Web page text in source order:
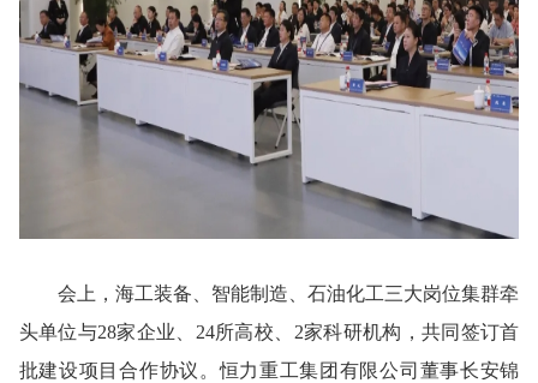
会上，海工装备、智能制造、石油化工三大岗位集群牵
头单位与28家企业、24所高校、2家科研机构，共同签订首
批建设项目合作协议。恒力重工集团有限公司董事长安锦